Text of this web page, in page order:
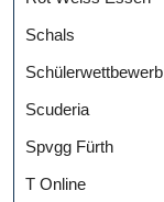
Schals
Schülerwettbewerb
Scuderia
Spvgg Fürth
T Online